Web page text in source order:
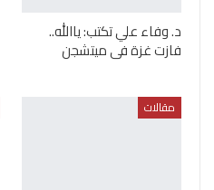
د. وفاء علي تكتب: ياالله..
فازت غزة فى ميتشجن
مقالات